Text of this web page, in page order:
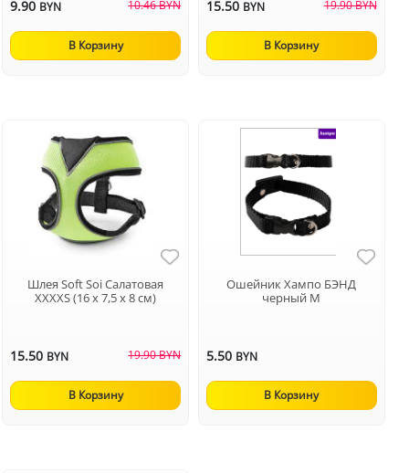
9.90 BYN 10.46 BYN
В Корзину
15.50 BYN 19.90 BYN
В Корзину
Шлея Soft Soi Салатовая
XXXXS (16 х 7,5 х 8 см)
15.50 BYN 19.90 BYN
В Корзину
Ошейник Хампо БЭНД
черный М
5.50 BYN
В Корзину